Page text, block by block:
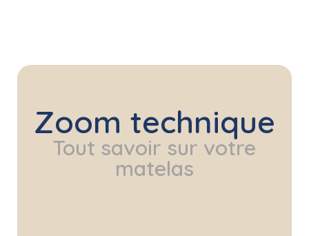
Zoom technique
Tout savoir sur votre
matelas